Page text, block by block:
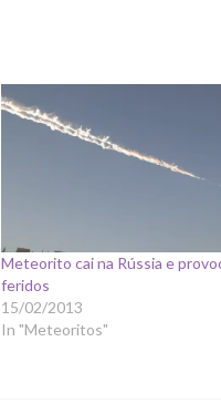
Meteorito cai na Rússia e
feridos
15/02/2013
In "Meteoritos"